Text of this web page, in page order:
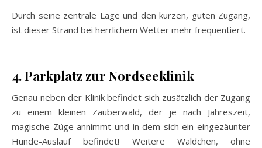
Durch seine zentrale Lage und den kurzen, guten Zugang,
ist dieser Strand bei herrlichem Wetter mehr frequentiert.
4. Parkplatz zur Nordseeklinik
Genau neben der Klinik befindet sich zusätzlich der Zugang
zu einem kleinen Zauberwald, der je nach Jahreszeit,
magische Züge annimmt und in dem sich ein eingezäunter
Hunde-Auslauf befindet! Weitere Wäldchen, ohne